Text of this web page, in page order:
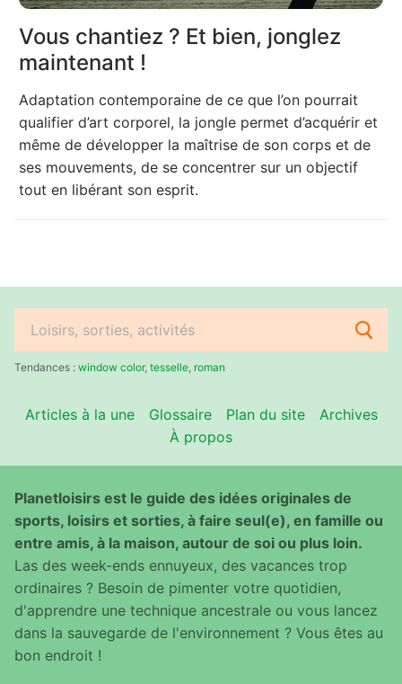
Vous chantiez ? Et bien, jonglez
maintenant !
Adaptation contemporaine de ce que l’on pourrait
qualifier d’art corporel, la jongle permet d’acquérir et
même de développer la maîtrise de son corps et de
ses mouvements, de se concentrer sur un objectif
tout en libérant son esprit.
Rechercher
:Tendances : window color, tesselle roman
Articles à la une Glossaire Plan du site
Archives
À propos
Planetloisirs est le guide des idées originales de
sports, loisirs et sorties, à faire seul(e), en famille ou
entre amis, à la maison, autour de soi ou plus loin.
Las des week-ends ennuyeux, des vacances trop
ordinaires ? Besoin de pimenter votre quotidien,
d'apprendre une technique ancestrale ou vous lancez
dans la sauvegarde de l'environnement ? Vous êtes au
bon endroit !